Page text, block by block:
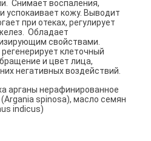
Снимает воспаления,
успокаивает кожу. Выводит
при отеках, регулирует
Обладает
свойствами.
клеточный
и цвет лица,
негативных воздействий.
арганы нерафинированное
spinosa), масло семян
indicus)